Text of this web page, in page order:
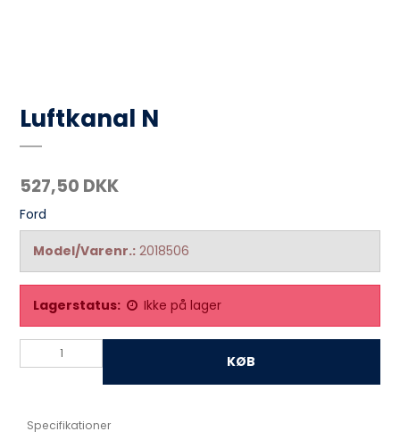
Luftkanal N
527,50 DKK
Ford
Model/Varenr.: 2018506
Lagerstatus: Ikke på lager
KØB
Specifikationer